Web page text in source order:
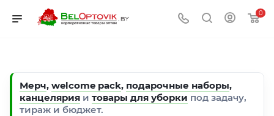
0
Мерч, welcome pack, подарочные наборы,
канцелярия и товары для уборки под задачу,
тираж и бюджет.